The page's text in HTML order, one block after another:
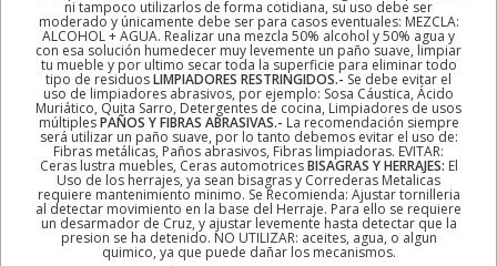
ni tampoco utilizarlos de forma cotidiana, su uso debe ser
moderado y únicamente debe ser para casos eventuales: MEZCLA:
ALCOHOL + AGUA. Realizar una mezcla 50% alcohol y 50% agua y
con esa solución humedecer muy levemente un paño suave, limpiar
tu mueble y por ultimo secar toda la superficie para eliminar todo
tipo de residuosLIMPIADORES RESTRINGIDOS.- Se debe evitar el
uso de limpiadores abrasivos, por ejemplo: Sosa Cáustica, Ácido
Muriático, Quita Sarro, Detergentes de cocina, Limpiadores de usos
múltiplesPAÑOS Y FIBRAS ABRASIVAS.- La recomendación siempre
será utilizar un paño suave, por lo tanto debemos evitar el uso de:
Fibras metálicas, Paños abrasivos, Fibras limpiadoras. EVITAR:
Ceras lustra muebles, Ceras automotricesBISAGRAS Y HERRAJES: El
Uso de los herrajes, ya sean bisagras y Correderas Metalicas
requiere mantenimiento minimo. Se Recomienda: Ajustar tornilleria
al detectar movimiento en la base del Herraje. Para ello se requiere
un desarmador de Cruz, y ajustar levemente hasta detectar que la
presion se ha detenido. NO UTILIZAR: aceites, agua, o algun
quimico, ya que puede dañar los mecanismos.